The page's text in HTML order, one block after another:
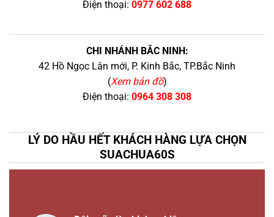
Điện thoại: 0977 602 688
CHI NHÁNH BẮC NINH:
42 Hồ Ngọc Lân mới, P. Kinh Bắc, TP.Bắc Ninh
(Xem bản đồ)
Điện thoại: 0964 308 308
LÝ DO HẦU HẾT KHÁCH HÀNG LỰA CHỌN
SUACHUA60S